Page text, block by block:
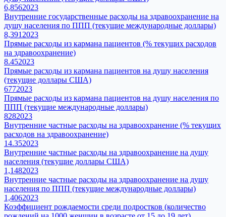
6,8562023
Внутренние государственные расходы на здравоохранение на
душу населения по ППП (текущие международные доллары)
8,391 2023
Прямые расходы из кармана пациентов (% текущих расходов
на здравоохранение)
8.452023
Прямые расходы из кармана пациентов на душу населения
(текущие доллары США)
6772023
Прямые расходы из кармана пациентов на душу населения по
ППП (текущие международные доллары)
8282023
Внутренние частные расходы на здравоохранение (% текущих
расходов на здравоохранение)
14.352023
Внутренние частные расходы на здравоохранение на душу
населения (текущие доллары США)
1,1482023
Внутренние частные расходы на здравоохранение на душу
населения по ППП (текущие международные доллары)
1,4062023
Коэффициент рождаемости среди подростков (количество